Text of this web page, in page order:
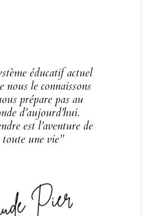
éducatif actuel
nous le connaissons
prépare pas au
d’aujourd’hui.
est l’aventure de
toute une vie”